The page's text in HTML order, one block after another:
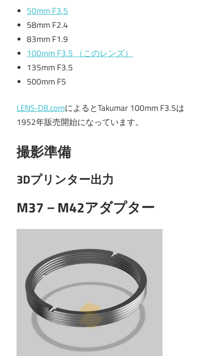
50mm F3.5
58mm F2.4
83mm F1.9
100mm F3.5 （このレンズ）
135mm F3.5
500mm F5
LENS-DB.comによるとTakumar 100mm F3.5は
1952年販売開始になっています。
撮影準備
3Dプリンター出力
M37－M42アダプター